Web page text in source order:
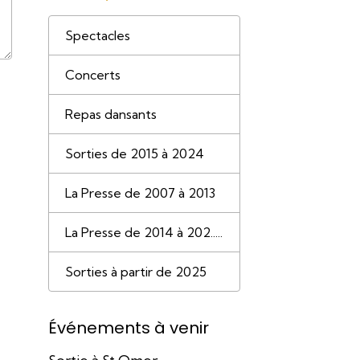
Spectacles
Concerts
Repas dansants
Sorties de 2015 à 2024
La Presse de 2007 à 2013
La Presse de 2014 à 202.....
Sorties à partir de 2025
Événements à venir